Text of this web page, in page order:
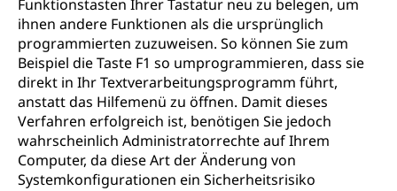
Funktionstasten Ihrer Tastatur neu zu belegen, um
ihnen andere Funktionen als die ursprünglich
programmierten zuzuweisen. So können Sie zum
Beispiel die Taste F1 so umprogrammieren, dass sie
direkt in Ihr Textverarbeitungsprogramm führt,
anstatt das Hilfemenü zu öffnen. Damit dieses
Verfahren erfolgreich ist, benötigen Sie jedoch
wahrscheinlich Administratorrechte auf Ihrem
Computer, da diese Art der Änderung von
Systemkonfigurationen ein Sicherheitsrisiko